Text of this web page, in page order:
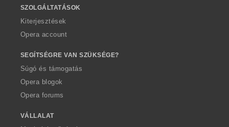
SZOLGÁLTATÁSOK
Kiterjesztések
Opera account
SEGÍTSÉGRE VAN SZÜKSÉGE?
Súgó és támogatás
Opera blogok
Opera forums
VÁLLALAT